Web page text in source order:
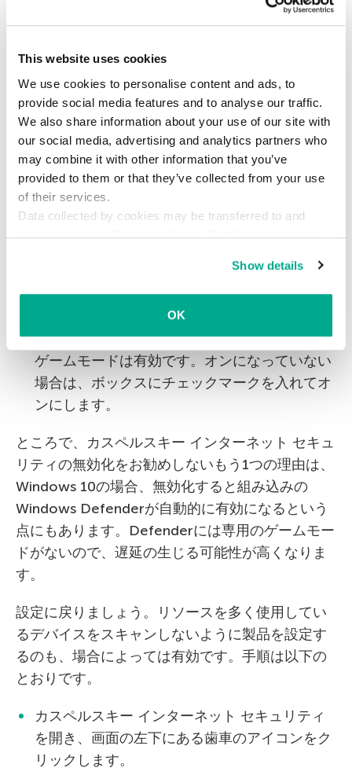
This website uses cookies
We use cookies to personalise content and ads, to
provide social media features and to analyse our traffic.
We also share information about your use of our site with
our social media, advertising and analytics partners who
may combine it with other information that you’ve
provided to them or that they’ve collected from your use
of their services.
Data collected by cookies may be transferred to and
processed in the European Union. Detailed information
Show details
OK
効にしていると、ゲームをフルスクリーンモード
の通知が現れることがなくなります。
ゲームモードは既定でオンになっていますが、ゲ
ームの速度が遅い場合やプレイ中に製品からのポ
ップアップ通知が表示される場合には、以下の手
順で設定を確認してみてください。
カスペルスキー インターネット セキュリティ
を開き、画面の左下にある歯車のアイコンをク
リックします。
左側のメニューで［パフォーマンス］を選択
し、［ゲームモードを使用する］チェックボッ
クスがオンになっているかどうかを確認しま
す。チェックボックスがオンになっていれば、
ゲームモードは有効です。オンになっていない
場合は、ボックスにチェックマークを入れてオ
ンにします。
ところで、カスペルスキー インターネット セキュ
リティの無効化をお勧めしないもう1つの理由は、
Windows 10の場合、無効化すると組み込みの
Windows Defenderが自動的に有効になるという
点にもあります。Defenderには専用のゲームモー
ドがないので、遅延の生じる可能性が高くなりま
す。
設定に戻りましょう。リソースを多く使用してい
るデバイスをスキャンしないように製品を設定す
るのも、場合によっては有効です。手順は以下の
とおりです。
カスペルスキー インターネット セキュリティ
を開き、画面の左下にある歯車のアイコンをク
リックします。